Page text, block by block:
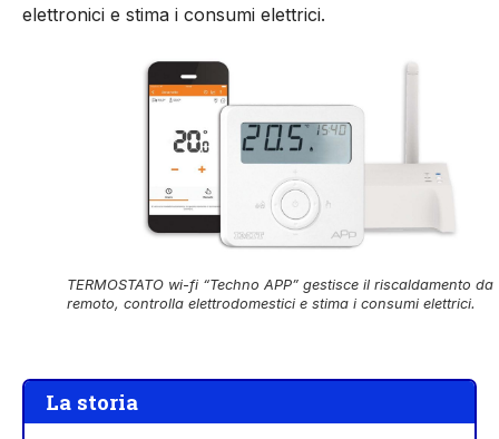
elettronici e stima i consumi elettrici.
TERMOSTATO wi-fi “Techno APP” gestisce il riscaldamento da
remoto, controlla elettrodomestici e stima i consumi elettrici.
La storia